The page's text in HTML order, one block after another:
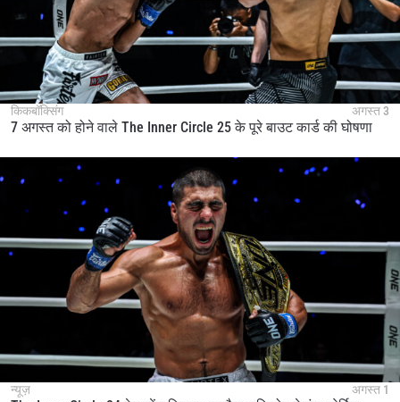
किकबॉक्सिंग अगस्त 3
7 अगस्त को होने वाले The Inner Circle 25 के पूरे बाउट कार्ड की घोषणा
न्यूज़ अगस्त 1